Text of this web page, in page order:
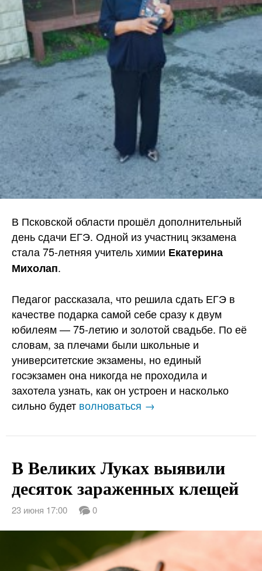
В Псковской области прошёл дополнительный
день сдачи ЕГЭ. Одной из участниц экзамена
стала 75-летняя учитель химии Екатерина
Михолап.
Педагог рассказала, что решила сдать ЕГЭ в
качестве подарка самой себе сразу к двум
юбилеям — 75-летию и золотой свадьбе. По её
словам, за плечами были школьные и
университетские экзамены, но единый
госэкзамен она никогда не проходила и
захотела узнать, как он устроен и насколько
сильно будет волноваться →
В Великих Луках выявили
десяток зараженных клещей
23 июня 17:00 0